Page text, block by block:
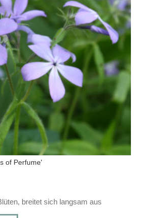
of Perfume'
breitet sich langsam aus